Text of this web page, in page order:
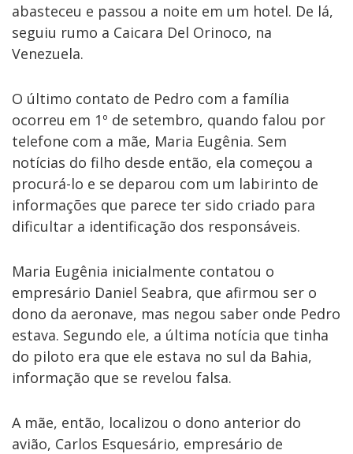
abasteceu e passou a noite em um hotel. De lá,
seguiu rumo a Caicara Del Orinoco, na
Venezuela.
O último contato de Pedro com a família
ocorreu em 1º de setembro, quando falou por
telefone com a mãe, Maria Eugênia. Sem
notícias do filho desde então, ela começou a
procurá-lo e se deparou com um labirinto de
informações que parece ter sido criado para
dificultar a identificação dos responsáveis.
Maria Eugênia inicialmente contatou o
empresário Daniel Seabra, que afirmou ser o
dono da aeronave, mas negou saber onde Pedro
estava. Segundo ele, a última notícia que tinha
do piloto era que ele estava no sul da Bahia,
informação que se revelou falsa.
A mãe, então, localizou o dono anterior do
avião, Carlos Esquesário, empresário de